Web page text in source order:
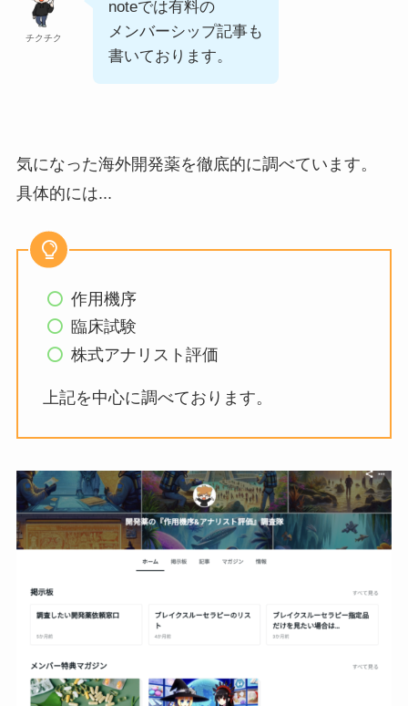
チクチク
noteでは有料の
メンバーシップ記事も
書いております。
気になった海外開発薬を徹底的に調べています。
具体的には...
作用機序
臨床試験
株式アナリスト評価
上記を中心に調べております。